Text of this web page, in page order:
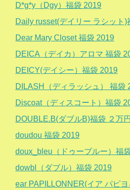
D*g*y（Dgy）福袋 2019
Daily russet(デイリー ラシット)
Dear Mary Closet 福袋 2019
DEICA（デイカ）アロマ 福袋
DEICY(デイシー）福袋 2019
DILASH（ディラッシュ） 福袋
Discoat（ディスコート）福袋
DOUBLE.B(ダブルB)福袋 ２万
doudou 福袋 2019
doux_bleu（ドゥーブルー）福
dowbl（ダブル）福袋 2019
ear PAPILLONNER(イア パピ